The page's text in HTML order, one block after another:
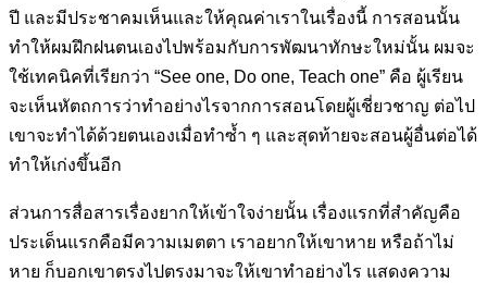
ปี และมีประชาคมเห็นและให้คุณค่าเราในเรื่องนี้ การสอนนั้น
ทำให้ผมฝึกฝนตนเองไปพร้อมกับการพัฒนาทักษะใหม่นั้น ผมจะ
ใช้เทคนิคที่เรียกว่า “See one, Do one, Teach one” คือ ผู้เรียน
จะเห็นหัตถการว่าทำอย่างไรจากการสอนโดยผู้เชี่ยวชาญ ต่อไป
เขาจะทำได้ด้วยตนเองเมื่อทำซ้ำ ๆ และสุดท้ายจะสอนผู้อื่นต่อได้
ทำให้เก่งขึ้นอีก
ส่วนการสื่อสารเรื่องยากให้เข้าใจง่ายนั้น เรื่องแรกที่สำคัญคือ
ประเด็นแรกคือมีความเมตตา เราอยากให้เขาหาย หรือถ้าไม่
หาย ก็บอกเขาตรงไปตรงมาจะให้เขาทำอย่างไร แสดงความ